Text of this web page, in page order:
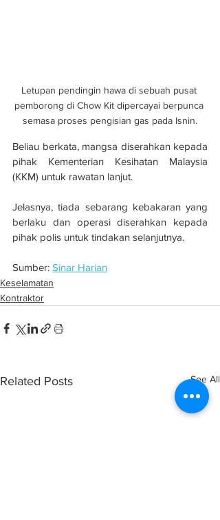
Letupan pendingin hawa di sebuah pusat
pemborong di Chow Kit dipercayai berpunca
semasa proses pengisian gas pada Isnin.
Beliau berkata, mangsa diserahkan kepada
pihak Kementerian Kesihatan Malaysia
(KKM) untuk rawatan lanjut.
Jelasnya, tiada sebarang kebakaran yang
berlaku dan operasi diserahkan kepada
pihak polis untuk tindakan selanjutnya.
Sumber: Sinar Harian
Keselamatan
Kontraktor
Related Posts See All